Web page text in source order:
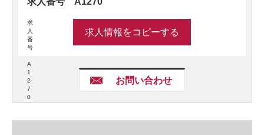
求
人
番
号
A
1
2
7
0
求人情報をコピーする
お問い合わせ